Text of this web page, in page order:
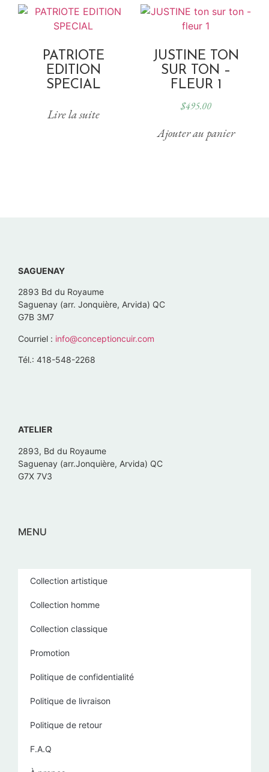
PATRIOTE
EDITION
SPECIAL
Lire la suite
JUSTINE TON
SUR TON –
FLEUR 1
$495.00
Ajouter au panier
SAGUENAY
2893 Bd du Royaume
Saguenay (arr. Jonquière, Arvida) QC
G7B 3M7
Courriel : info@conceptioncuir.com
Tél.: 418-548-2268
ATELIER
2893, Bd du Royaume
Saguenay (arr.Jonquière, Arvida) QC
G7X 7V3
MENU
Collection artistique
Collection homme
Collection classique
Promotion
Politique de confidentialité
Politique de livraison
Politique de retour
F.A.Q